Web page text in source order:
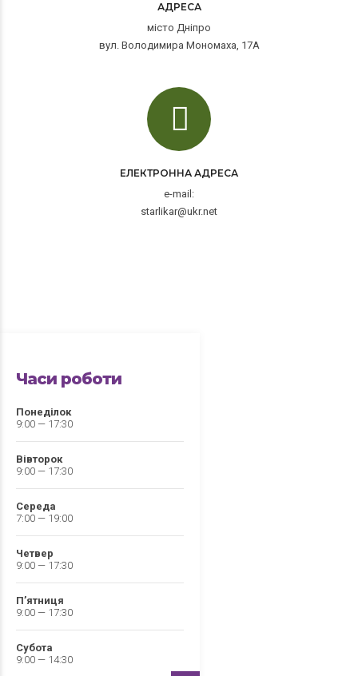
АДРЕСА
місто Дніпро
вул. Володимира Мономаха, 17А
ЕЛЕКТРОННА АДРЕСА
e-mail:
starlikar@ukr.net
Часи роботи
Понеділок
9:00 — 17:30
Вівторок
9:00 — 17:30
Середа
7:00 — 19:00
Четвер
9:00 — 17:30
П’ятниця
9:00 — 17:30
Субота
9:00 — 14:30